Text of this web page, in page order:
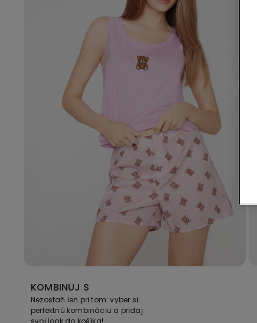
KOMBINUJ S
Nezostaň len pri tom: vyber si
perfektnú kombináciu a pridaj
svoj look do košíka!